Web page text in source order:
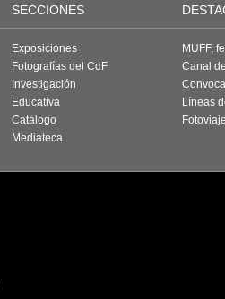
SECCIONES
Exposiciones
Fotografías del CdF
Investigación
Educativa
Catálogo
Mediateca
MUFF,
Canal
Líneas